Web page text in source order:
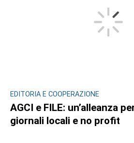
EDITORIA E COOPERAZIONE
AGCI e FILE: un’alleanza
giornali locali e no profit